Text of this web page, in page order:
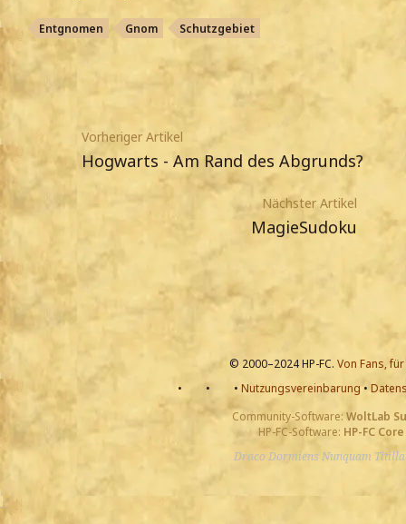
Entgnomen Gnom Schutzgebiet
Vorheriger Artikel
Hogwarts - Am Rand des Abgrunds?
Nächster Artikel
MagieSudoku
© 2000–2024 HP-FC. Von Fans,
•
• • Nutzungsvereinbarung•
Community-Software: WoltLab
HP-FC-Software: HP-FC Core
Draco Dormiens Nunquam